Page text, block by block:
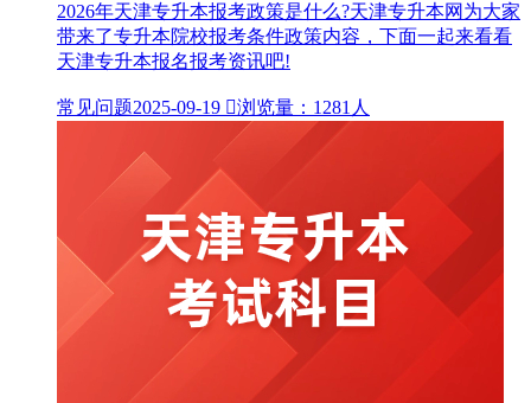
2026年天津专升本报考政策是什么?天津专升本网为大家
带来了专升本院校报考条件政策内容，下面一起来看看
天津专升本报名报考资讯吧!
常见问题2025-09-19 浏览量：1281人